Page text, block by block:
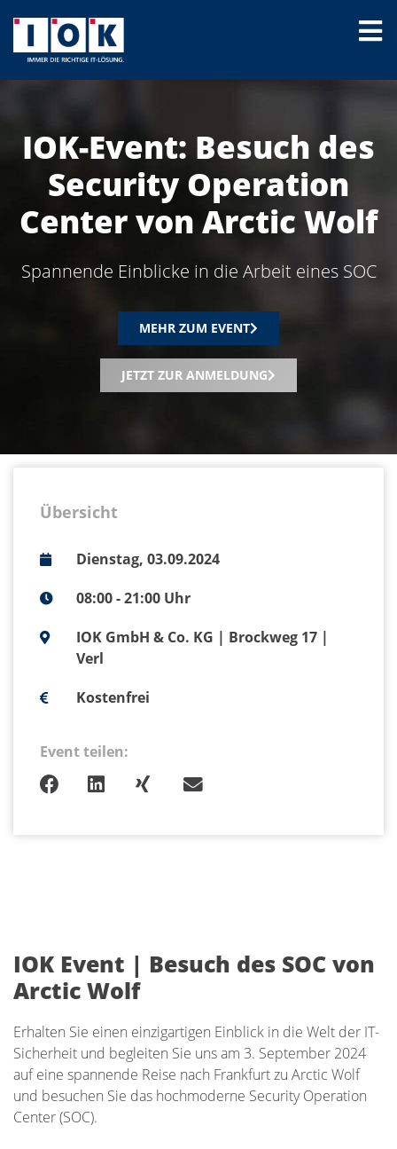
IOK-Event: Besuch des
Security Operation
Center von Arctic Wolf
Spannende Einblicke in die Arbeit eines SOC
MEHR ZUM EVENT
JETZT ZUR ANMELDUNG
Übersicht
Dienstag, 03.09.2024
08:00 - 21:00 Uhr
IOK GmbH & Co. KG | Brockweg 17 |
Verl
Kostenfrei
Event teilen:
IOK Event | Besuch des SOC von
Arctic Wolf
Erhalten Sie einen einzigartigen Einblick in die Welt der IT-
Sicherheit und begleiten Sie uns am 3. September 2024
auf eine spannende Reise nach Frankfurt zu Arctic Wolf
und besuchen Sie das hochmoderne Security Operation
Center (SOC).